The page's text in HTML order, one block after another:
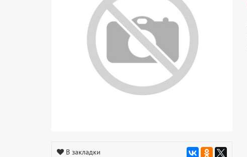
В закладки